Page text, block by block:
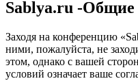
Sablya.ru -Общие
Заходя на конференцию
ними, пожалуйста, не
этом, однако с вашей
условий означает ваше